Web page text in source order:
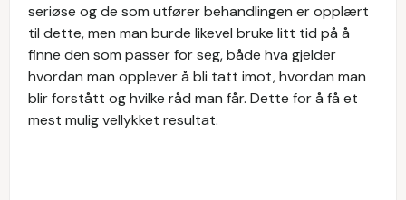
seriøse og de som utfører behandlingen er opplært
til dette, men man burde likevel bruke litt tid på å
finne den som passer for seg, både hva gjelder
hvordan man opplever å bli tatt imot, hvordan man
blir forstått og hvilke råd man får. Dette for å få et
mest mulig vellykket resultat.